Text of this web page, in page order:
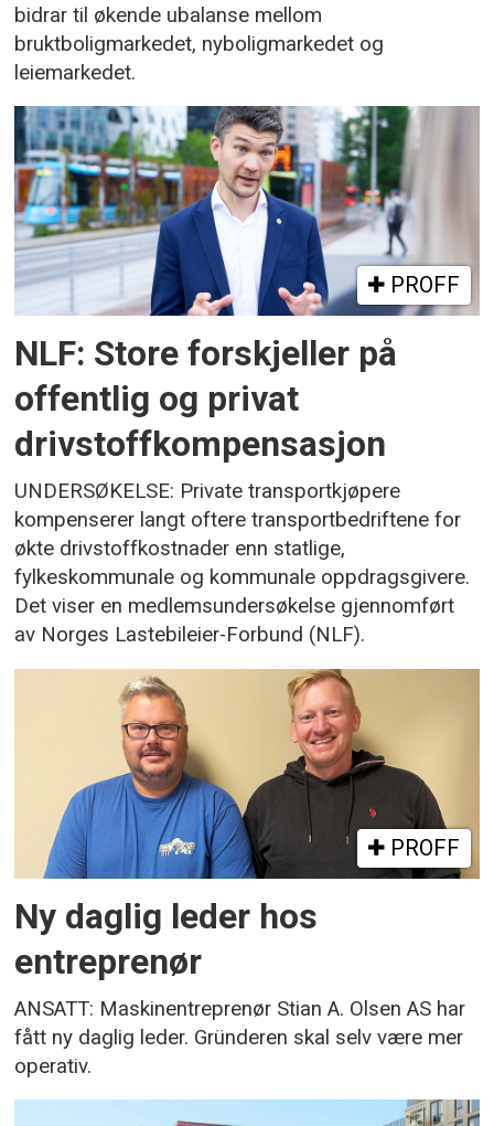
bidrar til økende ubalanse mellom
bruktboligmarkedet, nyboligmarkedet og
leiemarkedet.
PROFF
NLF: Store forskjeller på
offentlig og privat
drivstoffkompensasjon
UNDERSØKELSE: Private transportkjøpere
kompenserer langt oftere transportbedriftene for
økte drivstoffkostnader enn statlige,
fylkeskommunale og kommunale oppdragsgivere.
Det viser en medlemsundersøkelse gjennomført
av Norges Lastebileier-Forbund (NLF).
PROFF
Ny daglig leder hos
entreprenør
ANSATT: Maskinentreprenør Stian A. Olsen AS har
fått ny daglig leder. Gründeren skal selv være mer
operativ.